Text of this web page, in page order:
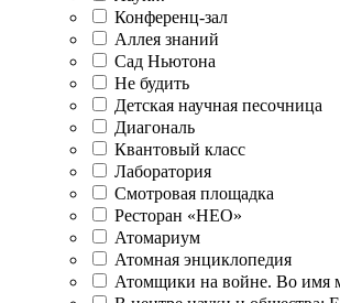
Конференц-зал
Аллея знаний
Сад Ньютона
Не будить
Детская научная песочница
Диагональ
Квантовый класс
Лаборатория
Смотровая площадка
Ресторан «НЕО»
Атомариум
Атомная энциклопедия
Атомщики на войне. Во имя